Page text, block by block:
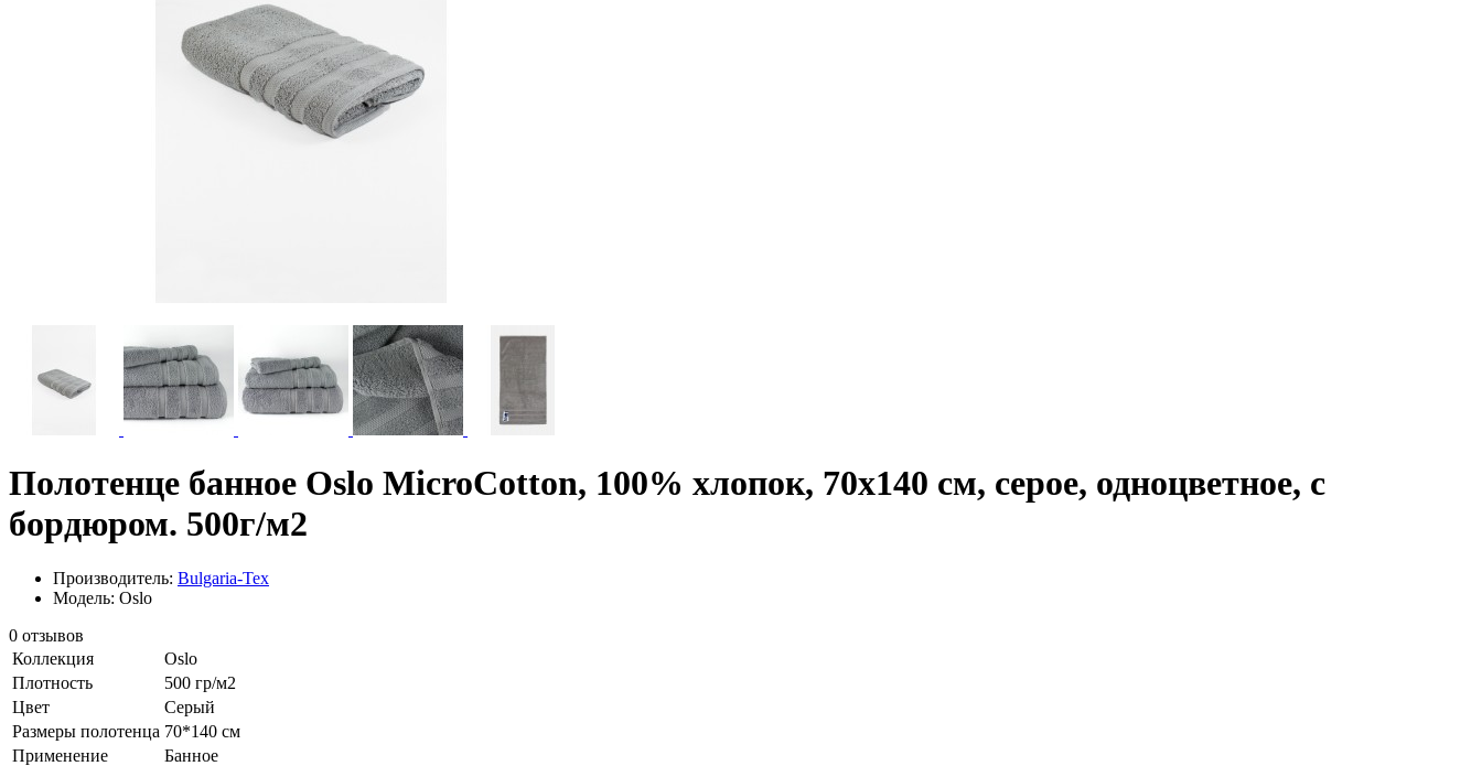
Полотенце банное Oslo MicroCotton, 100% хлопок, 70x140 см, серое, одноцветное, с
бордюром. 500г/м2
Производитель: Bulgaria-Tex
Модель: Oslo
0 отзывов
Коллекция
Oslo
Плотность
500 гр/м2
Цвет
Серый
Размеры полотенца 70*140 см
Применение
Банное